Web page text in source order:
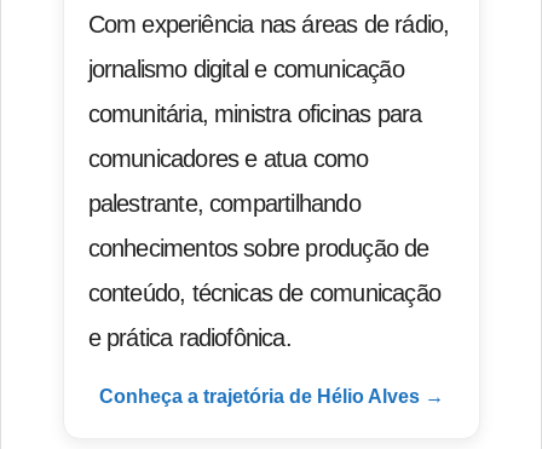
Com experiência nas áreas de rádio,
jornalismo digital e comunicação
comunitária, ministra oficinas para
comunicadores e atua como
palestrante, compartilhando
conhecimentos sobre produção de
conteúdo, técnicas de comunicação
e prática radiofônica.
Conheça a trajetória de Hélio Alves →